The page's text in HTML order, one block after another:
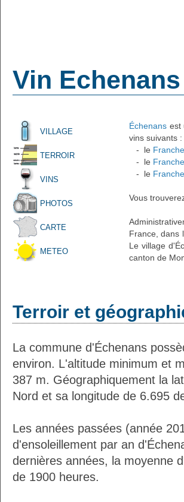
Vin Echenans
VILLAGE
TERROIR
VINS
PHOTOS
CARTE
METEO
Échenans est
vins suivants :
- le
- le
- le
Vous
France, dans
Le village
canton de
Terroir et
La commune d'Échenans
environ. L'altitude minimum et
387 m. Géographiquement la
Nord et sa longitude de 6.695
Les années passées (année
d'ensoleillement par an
dernières années, la moyenne
de 1900 heures.